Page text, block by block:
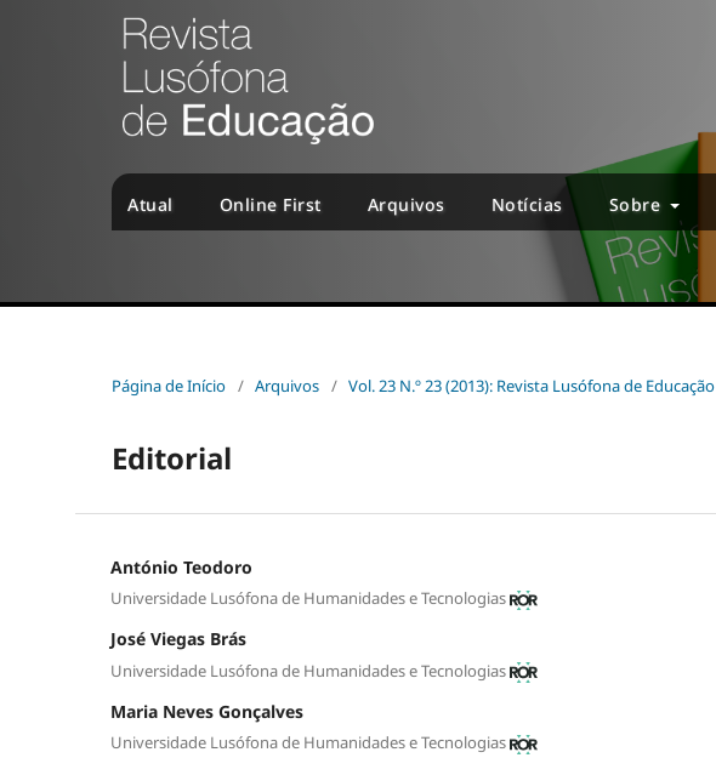
Atual Online First Arquivos Notícias Sobre
Página de Início / Arquivos / Vol. 23 N.º 23 (2013): Revista Lusófona de Educação
Editorial
António Teodoro
Universidade Lusófona de Humanidades e Tecnologias
José Viegas Brás
Universidade Lusófona de Humanidades e Tecnologias
Maria Neves Gonçalves
Universidade Lusófona de Humanidades e Tecnologias